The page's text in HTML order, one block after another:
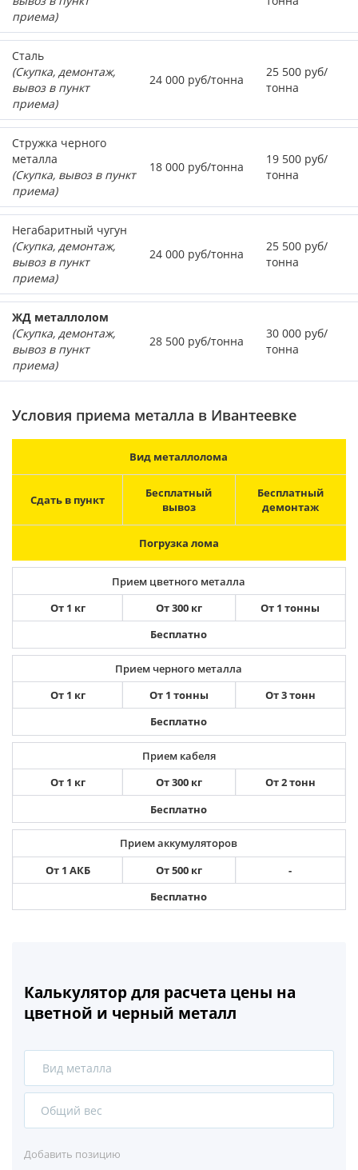
приема)
Сталь
(Скупка, демонтаж,
вывоз в пункт
приема)
24 000 руб/тонна
25 500 руб/
тонна
Стружка черного
металла
(Скупка, вывоз в пункт
приема)
18 000 руб/тонна
19 500 руб/
тонна
Негабаритный чугун
(Скупка, демонтаж,
вывоз в пункт
приема)
24 000 руб/тонна
25 500 руб/
тонна
ЖД металлолом
(Скупка, демонтаж,
вывоз в пункт
приема)
28 500 руб/тонна
30 000 руб/
тонна
Условия приема металла в Ивантеевке
Вид металлолома
Сдать в пункт
Бесплатный
вывоз
Бесплатный
демонтаж
Погрузка лома
Прием цветного металла
От 1 кг
От 300 кг
От 1 тонны
Бесплатно
Прием черного металла
От 1 кг
От 1 тонны
От 3 тонн
Бесплатно
Прием кабеля
От 1 кг
От 300 кг
От 2 тонн
Бесплатно
Прием аккумуляторов
От 1 АКБ
От 500 кг
-
Бесплатно
Калькулятор для расчета цены на
цветной и черный металл
Вид металла
Сталь
Добавить позицию